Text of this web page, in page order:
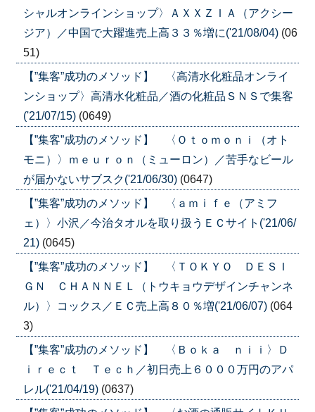
シャルオンラインショップ〉ＡＸＸＺＩＡ（アクシー
ジア）／中国で大躍進売上高３３％増に('21/08/04) (06
51)
【”集客”成功のメソッド】 〈高清水化粧品オンライ
ンショップ〉高清水化粧品／酒の化粧品ＳＮＳで集客
('21/07/15) (0649)
【”集客”成功のメソッド】 〈Ｏｔｏｍｏｎｉ（オト
モニ）〉ｍｅｕｒｏｎ（ミューロン）／苦手なビール
が届かないサブスク('21/06/30) (0647)
【”集客”成功のメソッド】 〈ａｍｉｆｅ（アミフ
ェ）〉小沢／今治タオルを取り扱うＥＣサイト('21/06/
21) (0645)
【”集客”成功のメソッド】 〈ＴＯＫＹＯ ＤＥＳＩ
ＧＮ ＣＨＡＮＮＥＬ（トウキョウデザインチャンネ
ル）〉コックス／ＥＣ売上高８０％増('21/06/07) (064
3)
【”集客”成功のメソッド】 〈Ｂｏｋａ ｎｉｉ〉Ｄ
ｉｒｅｃｔ Ｔｅｃｈ／初日売上６０００万円のアパ
レル('21/04/19) (0637)